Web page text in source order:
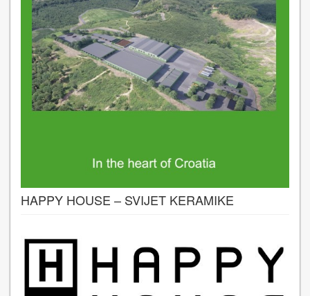
HAPPY HOUSE – SVIJET KERAMIKE